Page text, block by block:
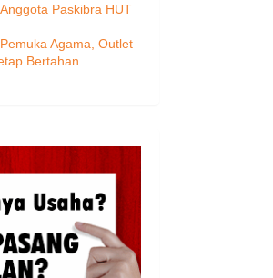
Paskibra HUT
Agama, Outlet
Bertahan